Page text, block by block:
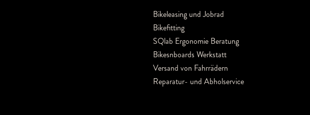
Bikeleasing und Jobrad
Bikefitting
SQlab Ergonomie Beratung
Bikesnboards Werkstatt
Versand von Fahrrädern
Reparatur- und Abholservice